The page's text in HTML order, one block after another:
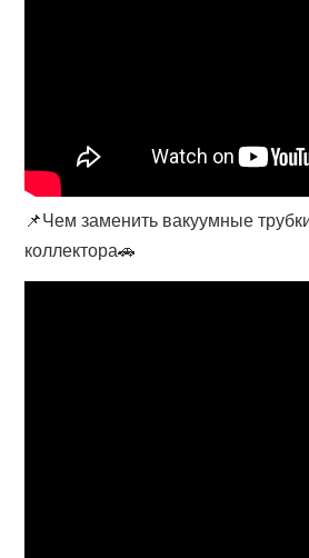
📌Чем заменить вакуумные
коллектора🚗